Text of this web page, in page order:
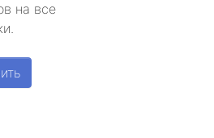
на все